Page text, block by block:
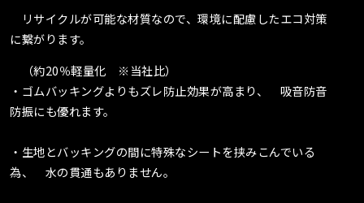
リサイクルが可能な材質なので、環境に配慮したエコ対策
に繋がります。
（約20％軽量化 ※当社比）
・ゴムバッキングよりもズレ防止効果が高まり、 吸音防音
防振にも優れます。
・生地とバッキングの間に特殊なシートを挟みこんでいる
為、 水の貫通もありません。